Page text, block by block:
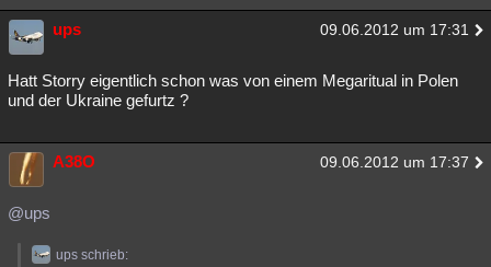
ups 09.06.2012 um 17:31
Hatt Storry eigentlich schon was von einem Megaritual in Polen
und der Ukraine gefurtz ?
A38O 09.06.2012 um 17:37
@ups
ups schrieb: